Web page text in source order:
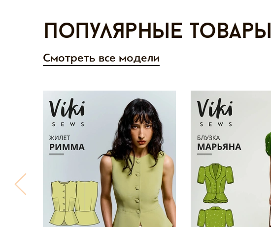
Популярные товары
Смотреть все модели